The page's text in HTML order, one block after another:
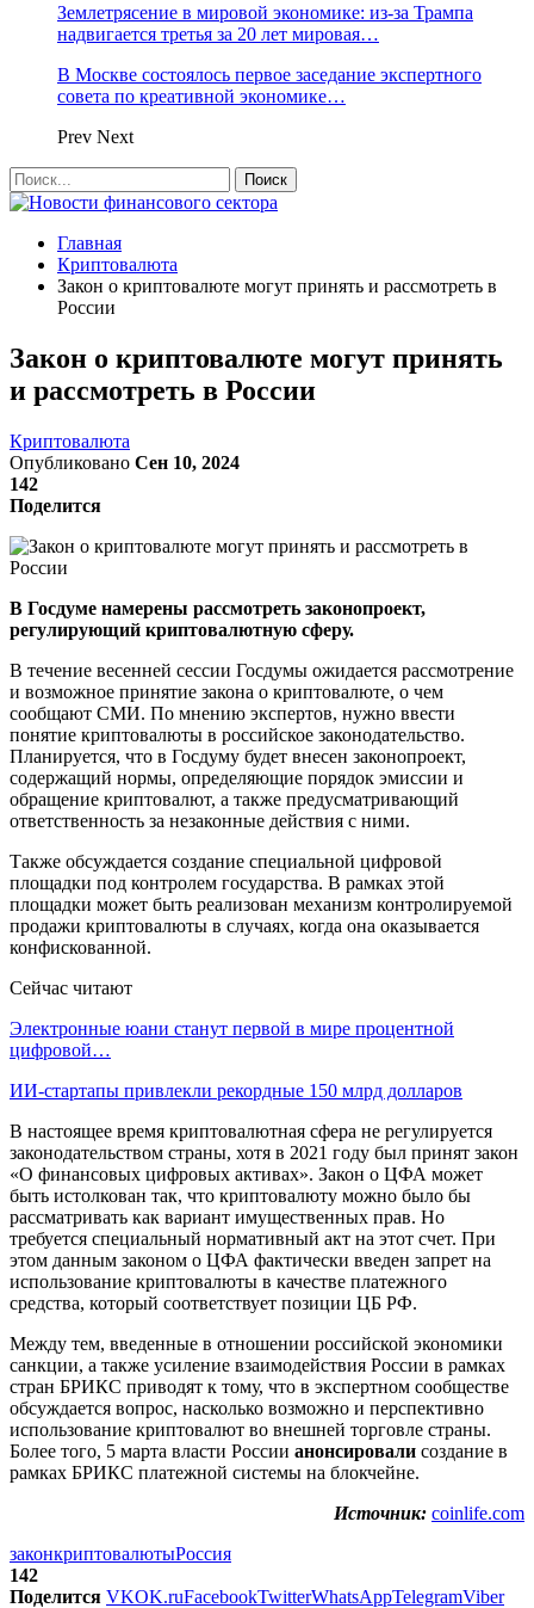
Землетрясение в мировой экономике: из-за Трампа
надвигается третья за 20 лет мировая…
В Москве состоялось первое заседание экспертного
совета по креативной экономике…
Prev Next
Главная
Криптовалюта
Закон о криптовалюте могут принять и рассмотреть в
России
Закон о криптовалюте могут принять
и рассмотреть в России
Криптовалюта
Опубликовано Сен 10, 2024
142
Поделится
В Госдуме намерены рассмотреть законопроект,
регулирующий криптовалютную сферу.
В течение весенней сессии Госдумы ожидается рассмотрение
и возможное принятие закона о криптовалюте, о чем
сообщают СМИ. По мнению экспертов, нужно ввести
понятие криптовалюты в российское законодательство.
Планируется, что в Госдуму будет внесен законопроект,
содержащий нормы, определяющие порядок эмиссии и
обращение криптовалют, а также предусматривающий
ответственность за незаконные действия с ними.
Также обсуждается создание специальной цифровой
площадки под контролем государства. В рамках этой
площадки может быть реализован механизм контролируемой
продажи криптовалюты в случаях, когда она оказывается
конфискованной.
Сейчас читают
Электронные юани станут первой в мире процентной
цифровой…
ИИ-стартапы привлекли рекордные 150 млрд долларов
В настоящее время криптовалютная сфера не регулируется
законодательством страны, хотя в 2021 году был принят закон
«О финансовых цифровых активах». Закон о ЦФА может
быть истолкован так, что криптовалюту можно было бы
рассматривать как вариант имущественных прав. Но
требуется специальный нормативный акт на этот счет. При
этом данным законом о ЦФА фактически введен запрет на
использование криптовалюты в качестве платежного
средства, который соответствует позиции ЦБ РФ.
Между тем, введенные в отношении российской экономики
санкции, а также усиление взаимодействия России в рамках
стран БРИКС приводят к тому, что в экспертном сообществе
обсуждается вопрос, насколько возможно и перспективно
использование криптовалют во внешней торговле страны.
Более того, 5 марта власти России анонсировали создание в
рамках БРИКС платежной системы на блокчейне.
Источник: coinlife.com
законкриптовалютыРоссия
142
Поделится VKOK.ruFacebookTwitterWhatsAppTelegramViber